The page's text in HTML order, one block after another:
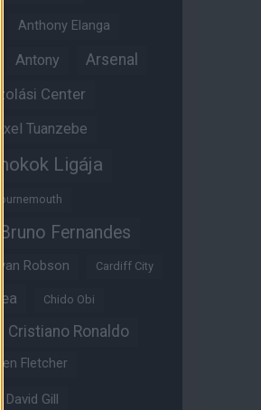
Anthony Elanga
Antony Arsenal
Center
Axel Tuanzebe
Ligája
Bruno Fernandes
Robson Cardiff City
Chido Obi
Cristiano Ronaldo
Fletcher
David Gill